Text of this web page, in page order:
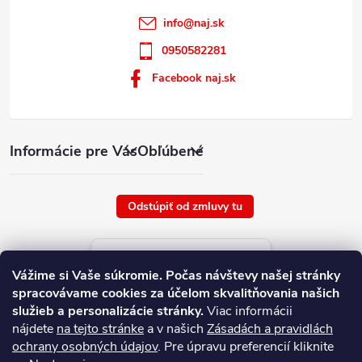
Vážime si Vaše súkromie. Počas návštevy našej stránky
spracovávame cookies za účelom skvalitňovania našich
služieb a personalizácie stránky.Viac informácii
nájdete na tejto stránke a v našich Zásadách a pravidlách
ochrany osobných údajov. Pre úpravu preferencií kliknite
Informácie pre VásObľúbené
info@naj.sk
0950582281
Facebook naj.sk
Odstúpiť od zmluvy tu
Aktuálne ceny tovaru
platné od : 7/8/2026